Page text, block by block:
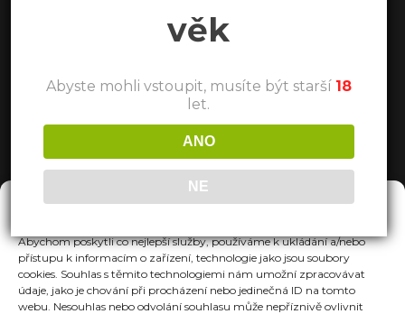
Spravovat Souhlas
Abychom poskytli co nejlepší služby, používáme k ukládání a/nebo
přístupu k informacím o zařízení, technologie jako jsou soubory
cookies. Souhlas s těmito technologiemi nám umožní zpracovávat
údaje, jako je chování při procházení nebo jedinečná ID na tomto
webu. Nesouhlas nebo odvolání souhlasu může nepříznivě ovlivnit
věk
Abyste mohli vstoupit, musíte být starší 18
let.
ANO
NE